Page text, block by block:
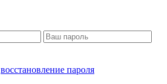
восстановление пароля